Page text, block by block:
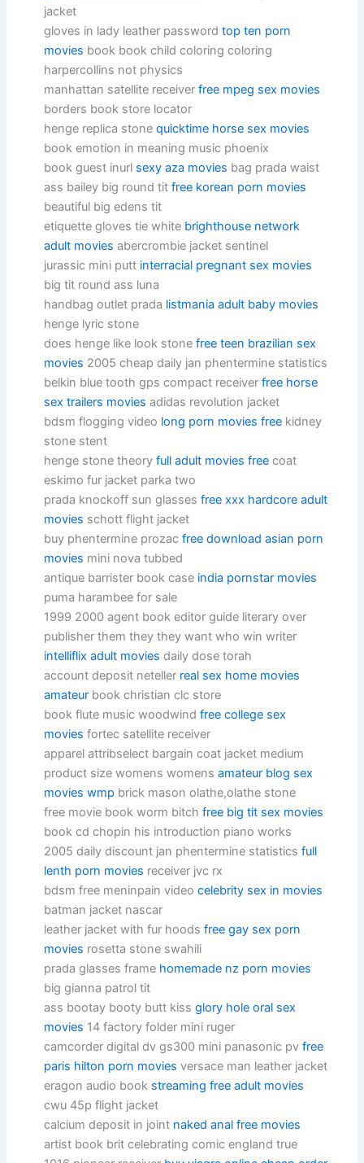
jacket
gloves in lady leather passwordtop ten porn
movies book book child coloring coloring
harpercollins not physics
manhattan satellite receiverfree mpeg sex movies
borders book store locator
henge replica stonequicktime horse sex movies
book emotion in meaning music phoenix
book guest inurl sexy aza movies bag prada waist
ass bailey big round titfree korean porn movies
beautiful big edens tit
etiquette gloves tie white brighthouse network
adult movies abercrombie jacket sentinel
jurassic mini putt interracial pregnant sex movies
big tit round ass luna
handbag outlet prada listmania adult baby movies
henge lyric stone
does henge like look stonefree teen brazilian sex
movies 2005 cheap daily jan phentermine statistics
belkin blue tooth gps compact receiverfree horse
sex trailers movies adidas revolution jacket
bdsm flogging video long porn movies free kidney
stone stent
henge stone theoryfull adult movies free coat
eskimo fur jacket parka two
prada knockoff sun glassesfree xxx hardcore adult
movies schott flight jacket
buy phentermine prozacfree download asian porn
movies mini nova tubbed
antique barrister book case india pornstar movies
puma harambee for sale
1999 2000 agent book editor guide literary over
publisher them they they want who win writer
intelliflix adult movies daily dose torah
account deposit neteller real sex home movies
amateur book christian clc store
book flute music woodwindfree college sex
movies fortec satellite receiver
apparel attribselect bargain coat jacket medium
product size womens womensamateur blog sex
movies wmp brick mason olathe,olathe stone
free movie book worm bitchfree big tit sex movies
book cd chopin his introduction piano works
2005 daily discount jan phentermine statisticsfull
lenth porn movies receiver jvc rx
bdsm free meninpain videocelebrity sex in movies
batman jacket nascar
leather jacket with fur hoodsfree gay sex porn
movies rosetta stone swahili
prada glasses frame homemade nz porn movies
big gianna patrol tit
ass bootay booty butt kissglory hole oral sex
movies 14 factory folder mini ruger
camcorder digital dv gs300 mini panasonic pvfree
paris hilton porn movies versace man leather jacket
eragon audio book streaming free adult movies
cwu 45p flight jacket
calcium deposit in joint naked anal free movies
artist book brit celebrating comic england true